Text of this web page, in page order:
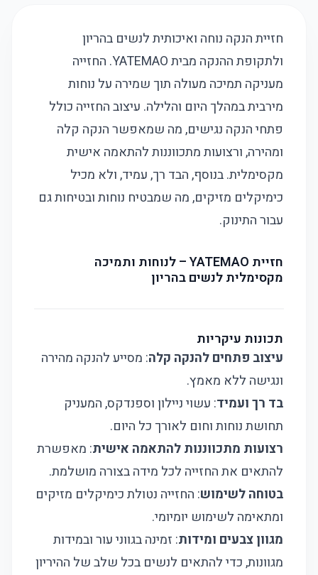
חזיית הנקה נוחה ואיכותית לנשים בהריון
ולתקופת ההנקה מבית YATEMAO. החזייה
מעניקה תמיכה מעולה תוך שמירה על נוחות
מירבית במהלך היום והלילה. עיצוב החזייה כולל
פתחי הנקה נגישים, מה שמאפשר הנקה קלה
ומהירה, ורצועות מתכווננות להתאמה אישית
מקסימלית. בנוסף, הבד רך, עמיד, ולא מכיל
כימיקלים מזיקים, מה שמבטיח נוחות ובטיחות גם
עבור התינוק.
חזיית YATEMAO – לנוחות ותמיכה
מקסימלית לנשים בהריון
תכונות עיקריות
עיצוב פתחים להנקה קלה: מסייע להנקה מהירה
ונגישה ללא מאמץ.
בד רך ועמיד: עשוי ניילון וספנדקס, המעניק
תחושת נוחות וחום לאורך כל היום.
רצועות מתכווננות להתאמה אישית: מאפשרת
להתאים את החזייה לכל מידה בצורה מושלמת.
בטוחה לשימוש: החזייה נטולת כימיקלים מזיקים
ומתאימה לשימוש יומיומי.
מגוון צבעים ומידות: זמינה בגווני עור ובמידות
מגוונות, כדי להתאים לנשים בכל שלב של ההיריון